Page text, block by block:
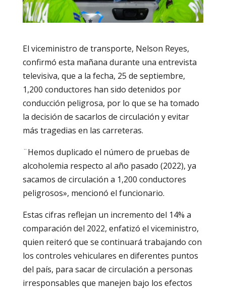
El viceministro de transporte, Nelson Reyes,
confirmó esta mañana durante una entrevista
televisiva, que a la fecha, 25 de septiembre,
1,200 conductores han sido detenidos por
conducción peligrosa, por lo que se ha tomado
la decisión de sacarlos de circulación y evitar
más tragedias en las carreteras.
¨Hemos duplicado el número de pruebas de
alcoholemia respecto al año pasado (2022), ya
sacamos de circulación a 1,200 conductores
peligrosos», mencionó el funcionario.
Estas cifras reflejan un incremento del 14% a
comparación del 2022, enfatizó el viceministro,
quien reiteró que se continuará trabajando con
los controles vehiculares en diferentes puntos
del país, para sacar de circulación a personas
irresponsables que manejen bajo los efectos